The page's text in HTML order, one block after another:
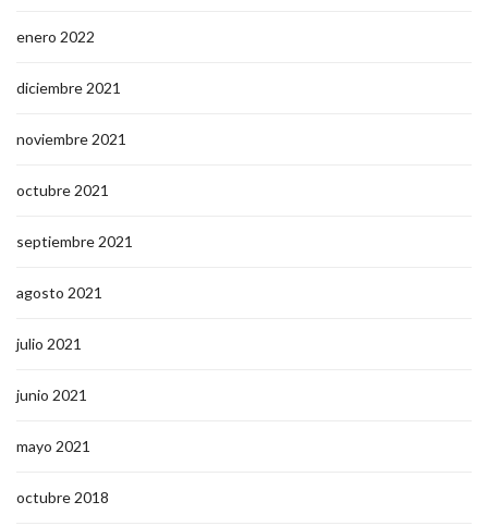
enero 2022
diciembre 2021
noviembre 2021
octubre 2021
septiembre 2021
agosto 2021
julio 2021
junio 2021
mayo 2021
octubre 2018